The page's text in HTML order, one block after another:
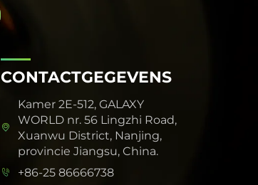
CONTACTGEGEVENS
Kamer 2E-512, GALAXY
WORLD nr. 56 Lingzhi Road,
Xuanwu District, Nanjing,
provincie Jiangsu, China.
+86-25 86666738